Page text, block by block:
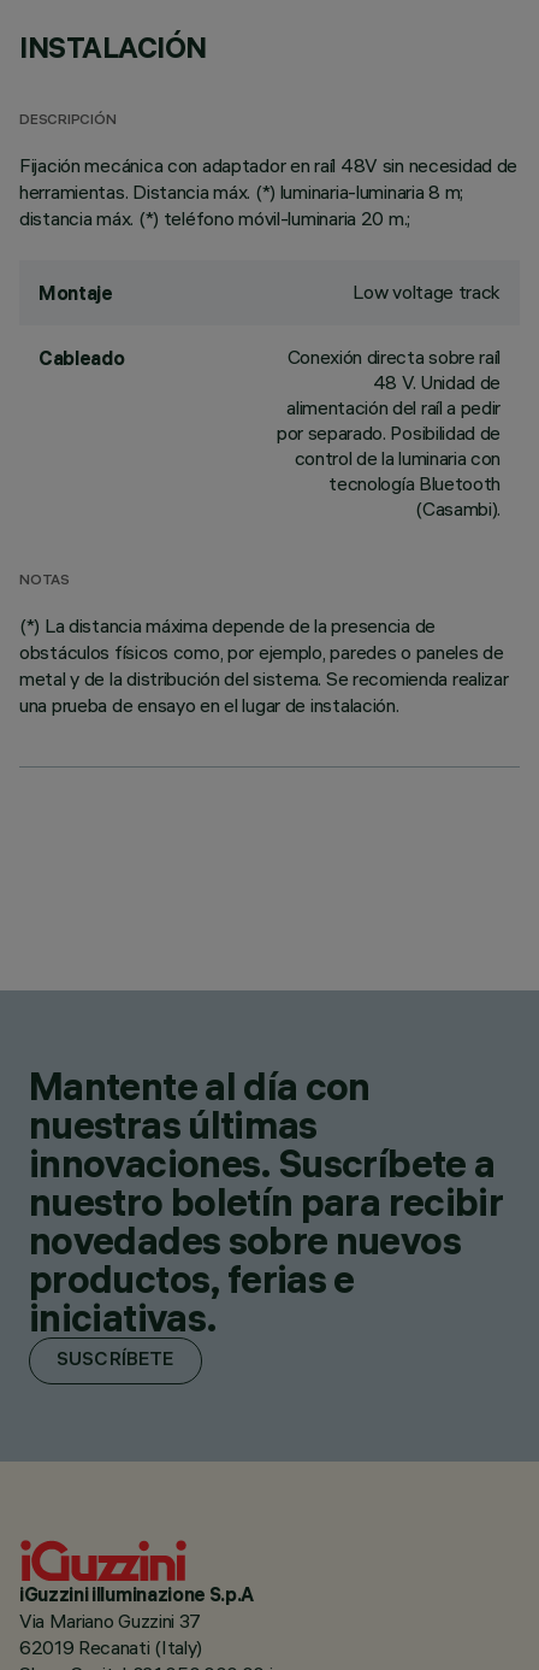
INSTALACIÓN
DESCRIPCIÓN
Fijación mecánica con adaptador en raíl 48V sin necesidad de
herramientas. Distancia máx. (*) luminaria-luminaria 8 m;
distancia máx. (*) teléfono móvil-luminaria 20 m.;
Montaje Low voltage track
Cableado
Conexión directa sobre raíl
48 V. Unidad de
alimentación del raíl a pedir
por separado. Posibilidad de
control de la luminaria con
tecnología Bluetooth
(Casambi).
NOTAS
(*) La distancia máxima depende de la presencia de
obstáculos físicos como, por ejemplo, paredes o paneles de
metal y de la distribución del sistema. Se recomienda realizar
una prueba de ensayo en el lugar de instalación.
Mantente al día con
nuestras últimas
innovaciones. Suscríbete a
nuestro boletín para recibir
novedades sobre nuevos
productos, ferias e
iniciativas.
SUSCRÍBETE
iGuzzini illuminazione S.p.A
Via Mariano Guzzini 37
62019 Recanati (Italy)